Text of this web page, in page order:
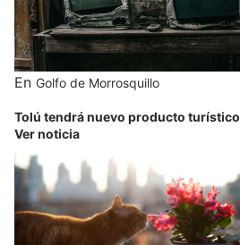
En Golfo de Morrosquillo
Tolú tendrá nuevo producto turístico
Ver noticia